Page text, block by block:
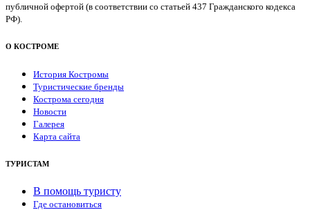
публичной офертой (в соответствии со статьей 437 Гражданского кодекса
РФ).
О КОСТРОМЕ
История Костромы
Туристические бренды
Кострома сегодня
Новости
Галерея
Карта сайта
ТУРИСТАМ
В помощь туристу
Где остановиться